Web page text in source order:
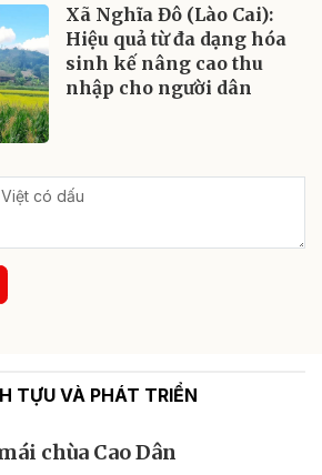
Xã Nghĩa Đô (Lào Cai):
Hiệu quả từ đa dạng hóa
sinh kế nâng cao thu
nhập cho người dân
TỰU VÀ PHÁT TRIỂN
chùa Cao Dân